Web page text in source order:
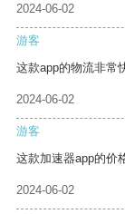
2024-06-02
游客
这款app的物流非常
2024-06-02
游客
这款加速器app的价
2024-06-02